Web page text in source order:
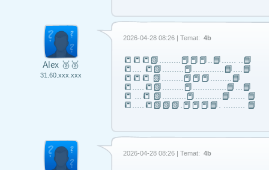
Alex 🥈🥈
31.60.xxx.xxx
2026-04-28 08:26 | Temat: 4b
📒📒📒📗………📕📕📕..📘…… ..📘
📒…. 📒📗………📕………….📘….📘
📒📒📒 📗………📕📕📕………📘
📒…..📒📗………📕…………..📘…📘
📒 …📒 📗……….📕………..📘…… 📘
📒…..📒📗📗📗.📕📕📕📘. ……… 📘
2026-04-28 08:26 | Temat: 4b